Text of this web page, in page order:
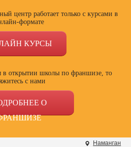
центр работает только с курсами в
формате
КУРСЫ
в открытии школы по франшизе, то
с нами
О
Наманган